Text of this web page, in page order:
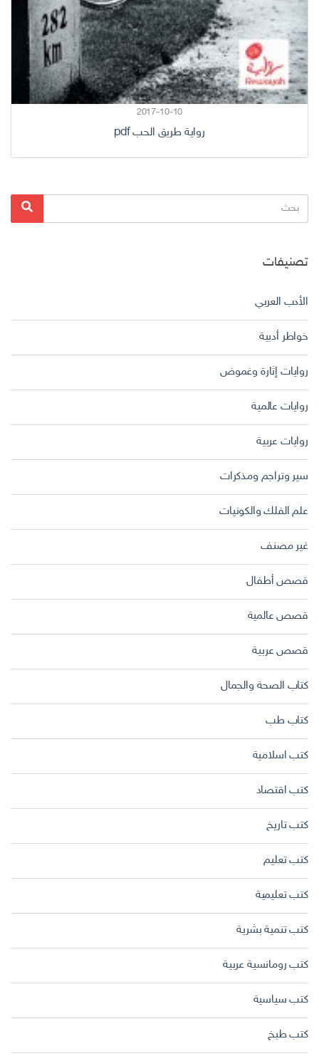
2017-10-10
رواية طريق الحب pdf
البحث
عن:
بحث
تصنيفات
الأدب العربي
خواطر أدبية
روايات إثارة وغموض
روايات عالمية
روايات عربية
سير وتراجم ومذكرات
علم الفلك والكونيات
غير مصنف
قصص أطفال
قصص عالمية
قصص عربية
كتاب الصحة والجمال
كتاب طب
كتب اسلامية
كتب اقتصاد
كتب تاريخ
كتب تعليم
كتب تعليمية
كتب تنمية بشرية
كتب رومانسية عربية
كتب سياسية
كتب طبخ